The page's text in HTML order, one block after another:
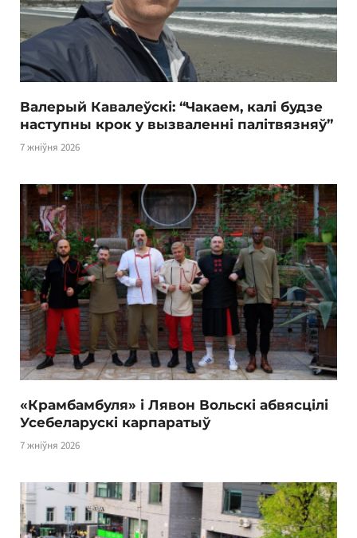
Валерый Кавалеўскі: “Чакаем, калі будзе
наступны крок у вызваленні палітвязняў”
7 жніўня 2026
«Крамбамбуля» і Лявон Вольскі абвясцілі
Усебеларускі карпаратыў
7 жніўня 2026